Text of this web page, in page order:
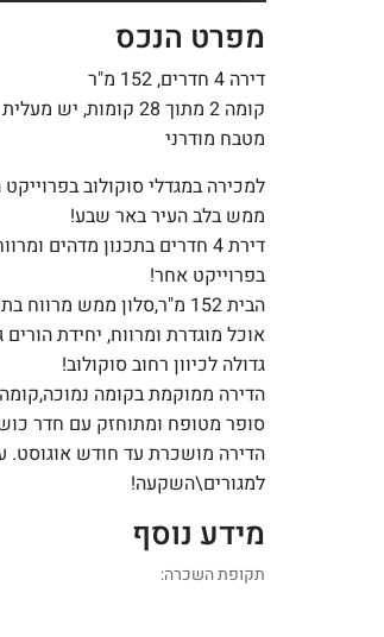
מפרט הנכס
דירה 4 חדרים, 152 מ"ר
קומה 2 מתוך 28 קומות, יש מעלית וחניה
מטבח מודרני
למכירה במגדלי סוקולוב
ממש בלב העיר באר שבע!
דירת 4 חדרים בתכנון מדהים
בפרוייקט אחר!
הבית 152 מ"ר,סלון ממש
אוכל מוגדרת ומרווח, יחידת
גדולה לכיוון רחוב סוקולוב!
סופר מטופח ומתוחזק עם חדר
הדירה מושכרת עד חודש אוגוסט.
למגורים\השקעה!
מידע נוסף
תקופת השכרה: